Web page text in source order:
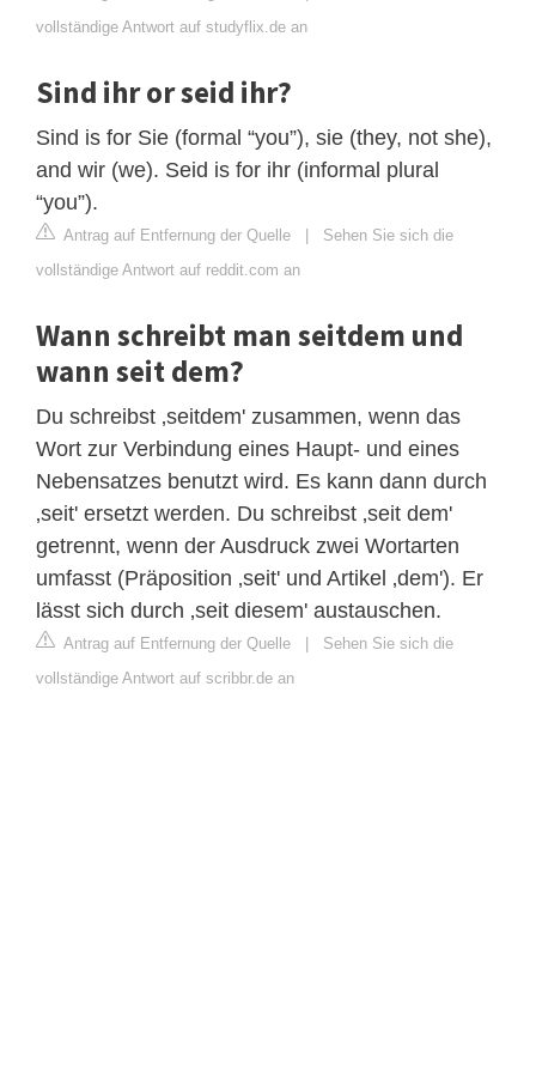
vollständige Antwort auf studyflix.de an
Sind ihr or seid ihr?
Sind is for Sie (formal “you”), sie (they, not she),
and wir (we). Seid is for ihr (informal plural
“you”).
Antrag auf Entfernung der Quelle | Sehen Sie sich die
vollständige Antwort auf reddit.com an
Wann schreibt man seitdem und
wann seit dem?
Du schreibst ‚seitdem' zusammen, wenn das
Wort zur Verbindung eines Haupt- und eines
Nebensatzes benutzt wird. Es kann dann durch
‚seit' ersetzt werden. Du schreibst ‚seit dem'
getrennt, wenn der Ausdruck zwei Wortarten
umfasst (Präposition ‚seit' und Artikel ‚dem'). Er
lässt sich durch ‚seit diesem' austauschen.
Antrag auf Entfernung der Quelle | Sehen Sie sich die
vollständige Antwort auf scribbr.de an